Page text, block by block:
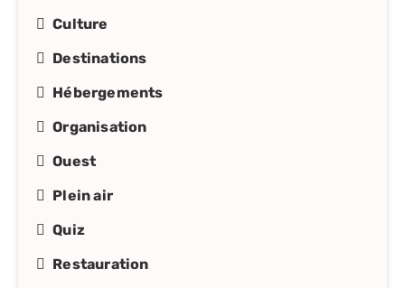
Culture
Destinations
Hébergements
Organisation
Ouest
Plein air
Quiz
Restauration